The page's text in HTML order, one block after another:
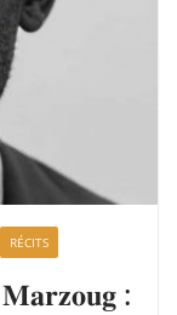
RÉCITS
𝐌𝐚𝐫𝐳𝐨𝐮𝐠 :